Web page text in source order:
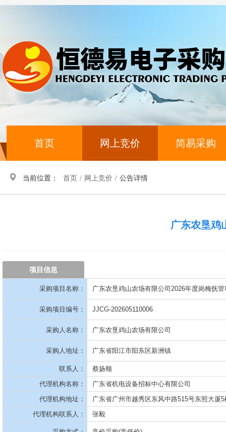
首页 网上竞价 简易采购
当前位置： 首页 / 网上竞价 / 公告详情